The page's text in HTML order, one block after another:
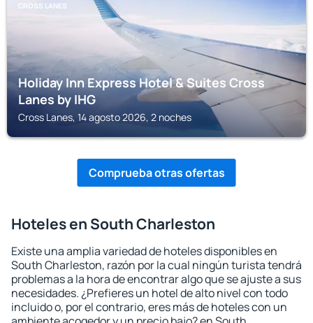
CROSS LANES
Holiday Inn Express Hotel & Suites Cross
Lanes by IHG
Cross Lanes, 14 agosto 2026, 2 noches
Comprueba otras ofertas
Hoteles en South Charleston
Existe una amplia variedad de hoteles disponibles en
South Charleston, razón por la cual ningún turista tendrá
problemas a la hora de encontrar algo que se ajuste a sus
necesidades. ¿Prefieres un hotel de alto nivel con todo
incluido o, por el contrario, eres más de hoteles con un